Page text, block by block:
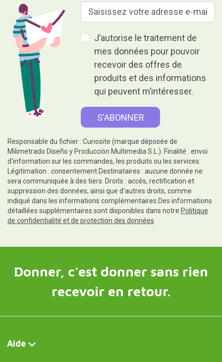
J’autorise le traitement de
mes données pour pouvoir
recevoir des offres de
produits et des informations
qui peuvent m’intéresser.
Responsable du fichier : Curiosite (marque déposée de
Milimetrado Diseño y Producción Multimedia S.L.). Finalité : envoi
d'information sur les commandes, les produits ou les services.
Légitimation : consentement.Destinataires : aucune donnée ne
sera communiquée à des tiers. Droits : accès, rectification et
suppression des données, ainsi que d'autres droits, comme
indiqué dans les informations complémentaires.Des informations
détaillées supplémentaires sont disponibles dans notre Politique
de confidentialité et de protection des données
Donner, c'est donner sans rien
recevoir en retour.
Aide